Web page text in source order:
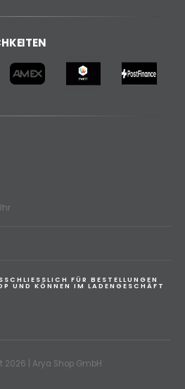
FÜR BESTELLUNGEN
UND KÖNNEN IM LADENGESCHÄFT
2026 | Arya Shop GmbH